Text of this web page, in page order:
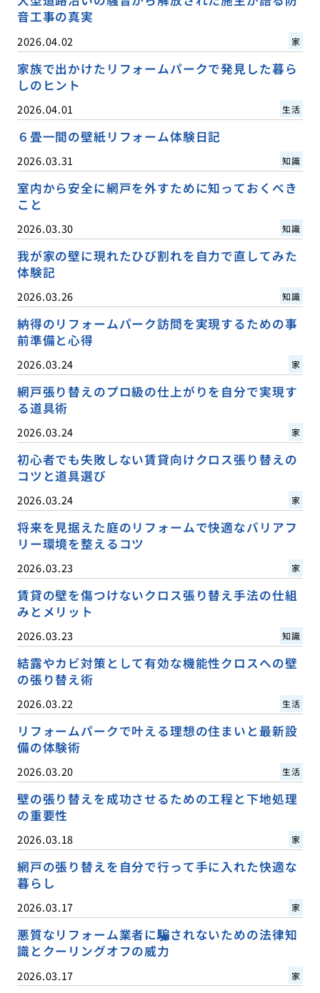
音工事の真実
2026.04.02 家
家族で出かけたリフォームパークで発見した暮ら
しのヒント
2026.04.01 生活
６畳一間の壁紙リフォーム体験日記
2026.03.31 知識
室内から安全に網戸を外すために知っておくべき
こと
2026.03.30 知識
我が家の壁に現れたひび割れを自力で直してみた
体験記
2026.03.26 知識
納得のリフォームパーク訪問を実現するための事
前準備と心得
2026.03.24 家
網戸張り替えのプロ級の仕上がりを自分で実現す
る道具術
2026.03.24 家
初心者でも失敗しない賃貸向けクロス張り替えの
コツと道具選び
2026.03.24 家
将来を見据えた庭のリフォームで快適なバリアフ
リー環境を整えるコツ
2026.03.23 家
賃貸の壁を傷つけないクロス張り替え手法の仕組
みとメリット
2026.03.23 知識
結露やカビ対策として有効な機能性クロスへの壁
の張り替え術
2026.03.22 生活
リフォームパークで叶える理想の住まいと最新設
備の体験術
2026.03.20 生活
壁の張り替えを成功させるための工程と下地処理
の重要性
2026.03.18 家
網戸の張り替えを自分で行って手に入れた快適な
暮らし
2026.03.17 家
悪質なリフォーム業者に騙されないための法律知
識とクーリングオフの威力
2026.03.17 家